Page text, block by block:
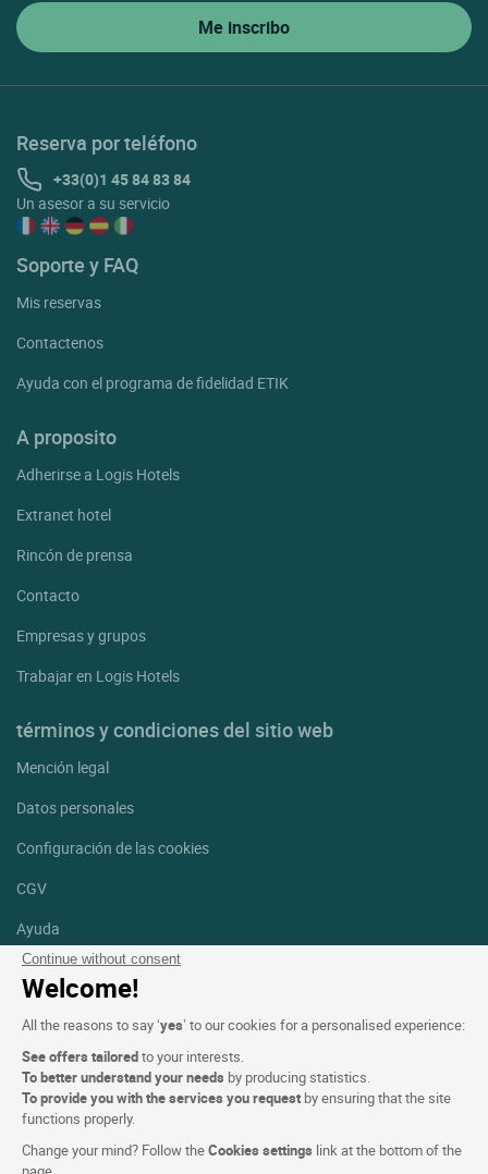
Continue without consent
Welcome!
All the reasons to say ‘yes’ to our cookies for a personalised experience:
See offers tailoredto your interests.
To better understand your needs by producing statistics.
To provide you with the services you request by ensuring that the site
functions properly.
Change your mind? Follow theCookies settings link at the bottom of the
Reserva por teléfono
+33(0)1 45 84 83 84
Un asesor a su servicio
Soporte y FAQ
Mis reservas
Contactenos
Ayuda con el programa de fidelidad ETIK
A proposito
Adherirse a Logis Hotels
Extranet hotel
Rincón de prensa
Contacto
Empresas y grupos
Trabajar en Logis Hotels
términos y condiciones del sitio web
Mención legal
Datos personales
Configuración de las cookies
CGV
Ayuda
Mapa del sitio
fotografías
Síguenos
Facebook
Instagram
Linkedin